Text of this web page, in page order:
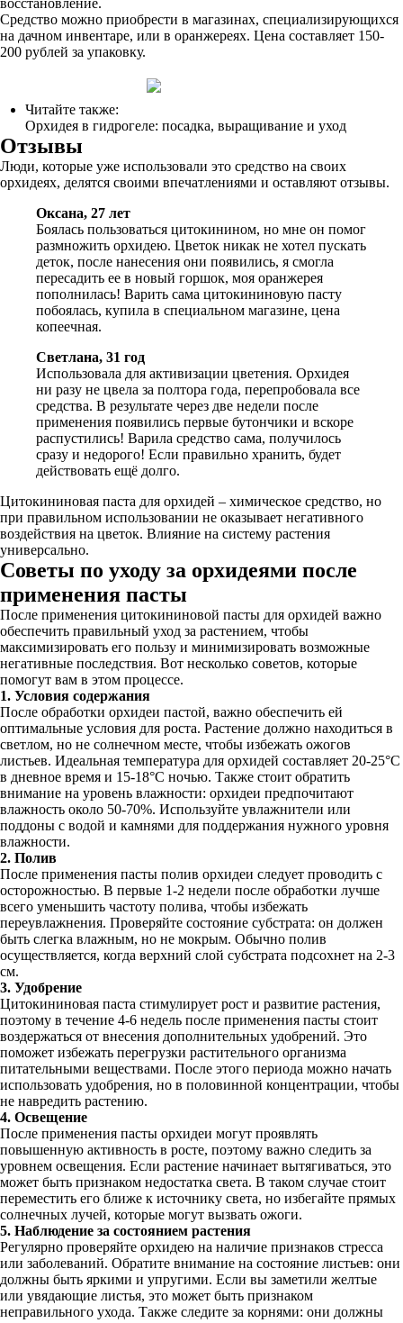
восстановление.
Средство можно приобрести в магазинах, специализирующихся
на дачном инвентаре, или в оранжереях. Цена составляет 150-
200 рублей за упаковку.
Читайте также:
Орхидея в гидрогеле: посадка, выращивание и уход
Отзывы
Люди, которые уже использовали это средство на своих
орхидеях, делятся своими впечатлениями и оставляют отзывы.
Оксана, 27 лет
Боялась пользоваться цитокинином, но мне он помог
размножить орхидею. Цветок никак не хотел пускать
деток, после нанесения они появились, я смогла
пересадить ее в новый горшок, моя оранжерея
пополнилась! Варить сама цитокининовую пасту
побоялась, купила в специальном магазине, цена
копеечная.
Светлана, 31 год
Использовала для активизации цветения. Орхидея
ни разу не цвела за полтора года, перепробовала все
средства. В результате через две недели после
применения появились первые бутончики и вскоре
распустились! Варила средство сама, получилось
сразу и недорого! Если правильно хранить, будет
действовать ещё долго.
Цитокининовая паста для орхидей – химическое средство, но
при правильном использовании не оказывает негативного
воздействия на цветок. Влияние на систему растения
универсально.
Советы по уходу за орхидеями после
применения пасты
После применения цитокининовой пасты для орхидей важно
обеспечить правильный уход за растением, чтобы
максимизировать его пользу и минимизировать возможные
негативные последствия. Вот несколько советов, которые
помогут вам в этом процессе.
1. Условия содержания
После обработки орхидеи пастой, важно обеспечить ей
оптимальные условия для роста. Растение должно находиться в
светлом, но не солнечном месте, чтобы избежать ожогов
листьев. Идеальная температура для орхидей составляет 20-25°C
в дневное время и 15-18°C ночью. Также стоит обратить
внимание на уровень влажности: орхидеи предпочитают
влажность около 50-70%. Используйте увлажнители или
поддоны с водой и камнями для поддержания нужного уровня
влажности.
2. Полив
После применения пасты полив орхидеи следует проводить с
осторожностью. В первые 1-2 недели после обработки лучше
всего уменьшить частоту полива, чтобы избежать
переувлажнения. Проверяйте состояние субстрата: он должен
быть слегка влажным, но не мокрым. Обычно полив
осуществляется, когда верхний слой субстрата подсохнет на 2-3
см.
3. Удобрение
Цитокининовая паста стимулирует рост и развитие растения,
поэтому в течение 4-6 недель после применения пасты стоит
воздержаться от внесения дополнительных удобрений. Это
поможет избежать перегрузки растительного организма
питательными веществами. После этого периода можно начать
использовать удобрения, но в половинной концентрации, чтобы
не навредить растению.
4. Освещение
После применения пасты орхидеи могут проявлять
повышенную активность в росте, поэтому важно следить за
уровнем освещения. Если растение начинает вытягиваться, это
может быть признаком недостатка света. В таком случае стоит
переместить его ближе к источнику света, но избегайте прямых
солнечных лучей, которые могут вызвать ожоги.
5. Наблюдение за состоянием растения
Регулярно проверяйте орхидею на наличие признаков стресса
или заболеваний. Обратите внимание на состояние листьев: они
должны быть яркими и упругими. Если вы заметили желтые
или увядающие листья, это может быть признаком
неправильного ухода. Также следите за корнями: они должны